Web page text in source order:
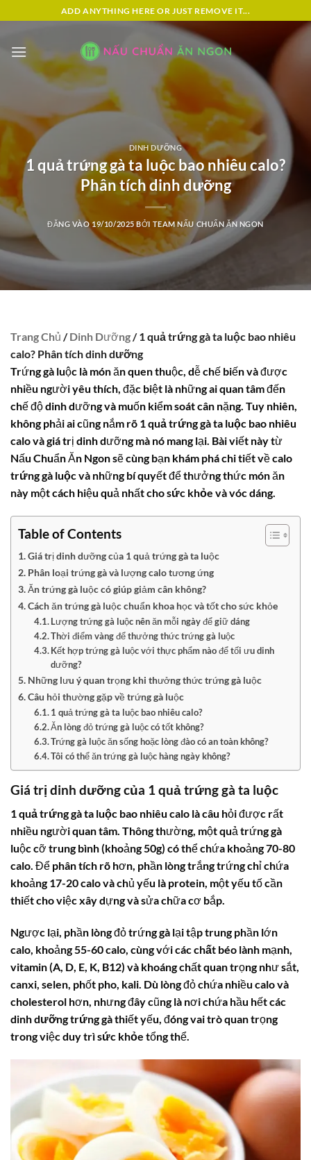
qua
dung
ADD ANYTHING HERE OR JUST REMOVE IT...
DINH DƯỠNG
1 quả trứng gà ta luộc bao nhiêu calo?
Phân tích dinh dưỡng
ĐĂNG VÀO19/10/2025 BỞI TEAM NẤU CHUẨN ĂN NGON
Trang Chủ /Dinh Dưỡng/ 1 quả trứng gà ta luộc bao nhiêu
calo? Phân tích dinh dưỡng
Trứng gà luộc là món ăn quen thuộc, dễ chế biến và được
nhiều người yêu thích, đặc biệt là những ai quan tâm đến
chế độ dinh dưỡng và muốn kiểm soát cân nặng. Tuy nhiên,
không phải ai cũng nắm rõ 1 quả trứng gà ta luộc bao nhiêu
calovà giá trị dinh dưỡng mà nó mang lại. Bài viết này từ
Nấu Chuẩn Ăn Ngon sẽ cùng bạn khám phá chi tiết vềcalo
trứng gà luộcvà những bí quyết để thưởng thức món ăn
này một cách hiệu quả nhất chosức khỏe và vóc dáng.
Table of Contents
Giá trị dinh dưỡng của 1 quả trứng gà ta luộc
Phân loại trứng gà và lượng calo tương ứng
Ăn trứng gà luộc có giúp giảm cân không?
Cách ăn trứng gà luộc chuẩn khoa học và tốt cho sức khỏe
Lượng trứng gà luộc nên ăn mỗi ngày để giữ dáng
Thời điểm vàng để thưởng thức trứng gà luộc
Kết hợp trứng gà luộc với thực phẩm nào để tối ưu dinh
dưỡng?
Những lưu ý quan trọng khi thưởng thức trứng gà luộc
Câu hỏi thường gặp về trứng gà luộc
1 quả trứng gà ta luộc bao nhiêu calo?
Ăn lòng đỏ trứng gà luộc có tốt không?
Trứng gà luộc ăn sống hoặc lòng đào có an toàn không?
Tôi có thể ăn trứng gà luộc hàng ngày không?
Giá trị dinh dưỡng của 1 quả trứng gà ta luộc
1 quả trứng gà ta luộc bao nhiêu calo là câu hỏi được rất
nhiều người quan tâm. Thông thường, một quả trứng gà
luộc cỡ trung bình (khoảng 50g) có thể chứa khoảng70-80
calo. Để phân tích rõ hơn, phần lòng trắng trứng chỉ chứa
khoảng 17-20calovà chủ yếu là protein, một yếu tố cần
thiết cho việc xây dựng và sửa chữa cơ bắp.
Ngược lại, phần lòng đỏ trứng gà lại tập trung phần lớn
calo, khoảng 55-60calo, cùng với cácchất béo lành mạnh,
vitamin (A, D, E, K, B12) và khoáng chất quan trọng như sắt,
canxi, selen, phốt pho, kali. Dù lòng đỏ chứa nhiều calovà
cholesterol hơn, nhưng đây cũng là nơi chứa hầu hết các
dinh dưỡng trứng gàthiết yếu, đóng vai trò quan trọng
trong việc duy trìsức khỏe tổng thể.